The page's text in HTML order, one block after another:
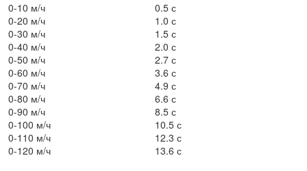
0-10 м/ч
0.5 с
0-20 м/ч
1.0 с
0-30 м/ч
1.5 с
0-40 м/ч
2.0 с
0-50 м/ч
2.7 с
0-60 м/ч
3.6 с
0-70 м/ч
4.9 с
0-80 м/ч
6.6 с
0-90 м/ч
8.5 с
0-100 м/ч
10.5 с
0-110 м/ч
12.3 с
0-120 м/ч
13.6 с